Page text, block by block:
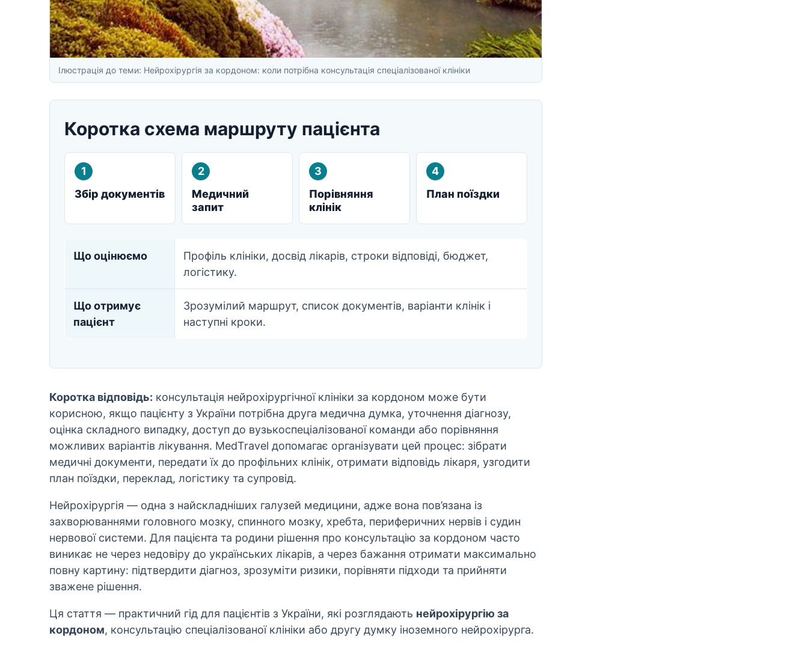
Ілюстрація до теми: Нейрохірургія за кордоном: коли потрібна консультація спеціалізованої клініки
Коротка схема маршруту пацієнта
1
Збір документів
2
Медичний
запит
3
Порівняння
клінік
4
План поїздки
Що оцінюємо
Профіль клініки, досвід лікарів, строки відповіді, бюджет,
логістику.
Що отримує
пацієнт
Зрозумілий маршрут, список документів, варіанти клінік і
наступні кроки.
Коротка відповідь: консультація нейрохірургічної клініки за кордоном може бути
корисною, якщо пацієнту з України потрібна друга медична думка, уточнення діагнозу,
оцінка складного випадку, доступ до вузькоспеціалізованої команди або порівняння
можливих варіантів лікування. MedTravel допомагає організувати цей процес: зібрати
медичні документи, передати їх до профільних клінік, отримати відповідь лікаря, узгодити
план поїздки, переклад, логістику та супровід.
Нейрохірургія — одна з найскладніших галузей медицини, адже вона пов’язана із
захворюваннями головного мозку, спинного мозку, хребта, периферичних нервів і судин
нервової системи. Для пацієнта та родини рішення про консультацію за кордоном часто
виникає не через недовіру до українських лікарів, а через бажання отримати максимально
повну картину: підтвердити діагноз, зрозуміти ризики, порівняти підходи та прийняти
зважене рішення.
Ця стаття — практичний гід для пацієнтів з України, які розглядають нейрохірургію за
кордоном, консультацію спеціалізованої клініки або другу думку іноземного нейрохірурга.